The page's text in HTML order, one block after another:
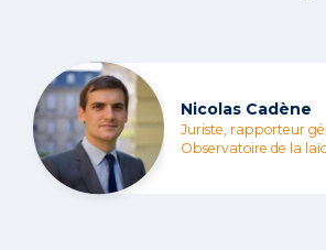
Nicolas Cadène
Juriste, rapporteur
Observatoire de la